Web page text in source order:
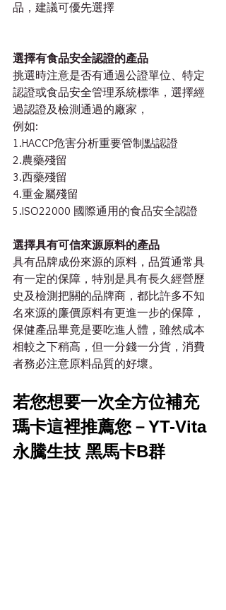
品，建議可優先選擇
選擇有食品安全認證的產品
挑選時注意是否有通過公證單位、特定
認證或食品安全管理系統標準，選擇經
過認證及檢測通過的廠家，
例如:
1.HACCP危害分析重要管制點認證
2.農藥殘留
3.西藥殘留
4.重金屬殘留
5.ISO22000 國際通用的食品安全認證
選擇具有可信來源原料的產品
具有品牌成份來源的原料，品質通常具
有一定的保障，特別是具有長久經營歷
史及檢測把關的品牌商，都比許多不知
名來源的廉價原料有更進一步的保障，
保健產品畢竟是要吃進人體，雖然成本
相較之下稍高，但一分錢一分貨，消費
者務必注意原料品質的好壞。
若您想要一次全方位補充
瑪卡這裡推薦您－YT-Vita
永騰生技 黑馬卡B群